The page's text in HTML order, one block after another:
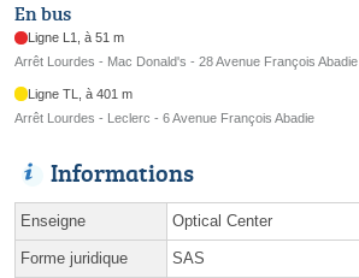
En bus
Ligne L1, à 51 m
Arrêt Lourdes - Mac Donald's - 28 Avenue François Abadie
Ligne TL, à 401 m
Arrêt Lourdes - Leclerc - 6 Avenue François Abadie
Informations
Enseigne Optical Center
Forme juridique SAS